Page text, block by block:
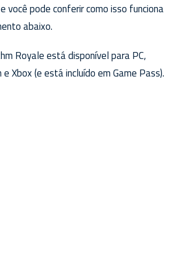
você pode conferir como isso funciona
abaixo.
Royale está disponível para PC,
Xbox (e está incluído em Game Pass).